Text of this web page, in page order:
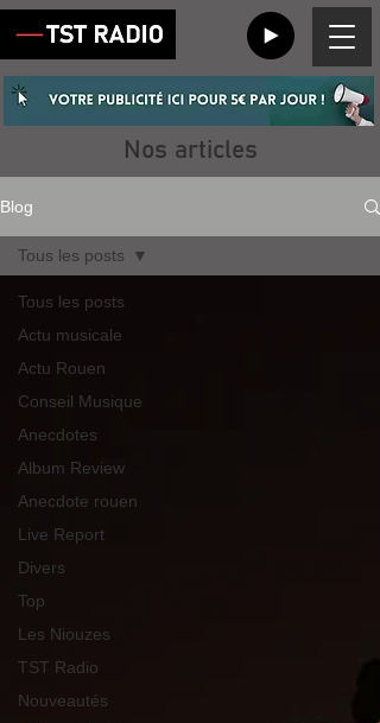
Nos articles
Blog
Tous les posts
Actu musicale
Actu Rouen
Conseil Musique
Anecdotes
Album Review
Anecdote rouen
Live Report
Divers
Top
Les Niouzes
TST Radio
Nouveautés
Tous les posts